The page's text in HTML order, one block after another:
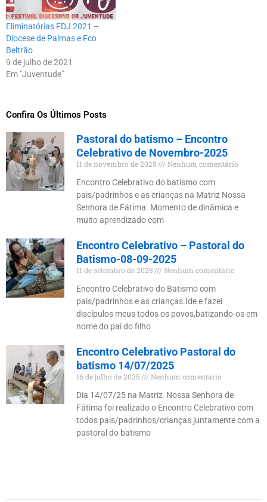
Eliminatórias FDJ 2021 –
Diocese de Palmas e Fco
Beltrão
9 de julho de 2021
Em "Juventude"
Confira Os Últimos Posts
Pastoral do batismo – Encontro
Celebrativo de Novembro-2025
11 de novembro de 2025
Nenhum comentário
Encontro Celebrativo do batismo com
pais/padrinhos e as crianças na Matriz Nossa
Senhora de Fátima. Momento de dinâmica e
muito aprendizado com
Encontro Celebrativo – Pastoral do
Batismo-08-09-2025
11 de setembro de 2025
Nenhum comentário
Encontro Celebrativo do Batismo com
pais/padrinhos e as crianças.Ide e fazei
discípulos meus todos os povos,batizando-os em
nome do pai do filho
Encontro Celebrativo Pastoral do
batismo 14/07/2025
16 de julho de 2025
Nenhum comentário
Dia 14/07/25 na Matriz Nossa Senhora de
Fátima foi realizado o Encontro Celebrativo com
todos pais/padrinhos/crianças juntamente com a
pastoral do batismo